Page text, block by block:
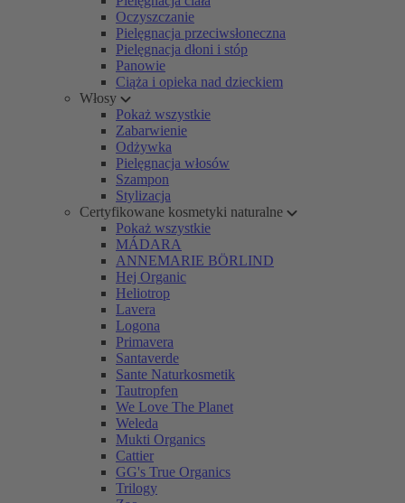
Oczyszczanie
Pielęgnacja przeciwsłoneczna
Pielęgnacja dłoni i stóp
Panowie
Ciąża i opieka nad dzieckiem
Włosy
Pokaż wszystkie
Zabarwienie
Odżywka
Pielęgnacja włosów
Szampon
Stylizacja
Certyfikowane kosmetyki naturalne
Pokaż wszystkie
MÁDARA
ANNEMARIE BÖRLIND
Hej Organic
Heliotrop
Lavera
Logona
Primavera
Santaverde
Sante Naturkosmetik
Tautropfen
We Love The Planet
Weleda
Mukti Organics
Cattier
GG's True Organics
Trilogy